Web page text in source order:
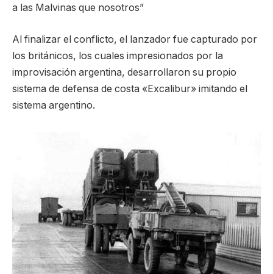
a las Malvinas que nosotros”
Al finalizar el conflicto, el lanzador fue capturado por
los británicos, los cuales impresionados por la
improvisación argentina, desarrollaron su propio
sistema de defensa de costa «Excalibur» imitando el
sistema argentino.